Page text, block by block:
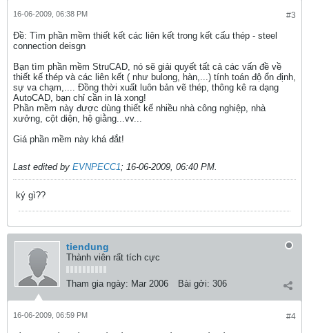
#3
16-06-2009, 06:38 PM
Ðề: Tìm phần mềm thiết kết các liên kết trong kết cấu thép - steel
connection deisgn
Bạn tìm phần mềm StruCAD, nó sẽ giải quyết tất cả các vấn đề về
thiết kế thép và các liên kết ( như bulong, hàn,...) tính toán độ ổn định,
sự va chạm,.... Đồng thời xuất luôn bản vẽ thép, thông kê ra dạng
AutoCAD, bạn chỉ cần in là xong!
Phần mềm này được dùng thiết kế nhiều nhà công nghiệp, nhà
xưởng, cột diện, hệ giằng...vv...
Giá phần mềm này khá đắt!
Last edited by EVNPECC1; 16-06-2009, 06:40 PM.
ký gì??
tiendung
Thành viên rất tích cực
Tham gia ngày: Mar 2006 Bài gởi: 306
#4
16-06-2009, 06:59 PM